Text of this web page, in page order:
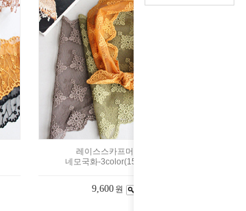
레이스스카프머플러]
네모국화-3color(1527399)
9,600 원